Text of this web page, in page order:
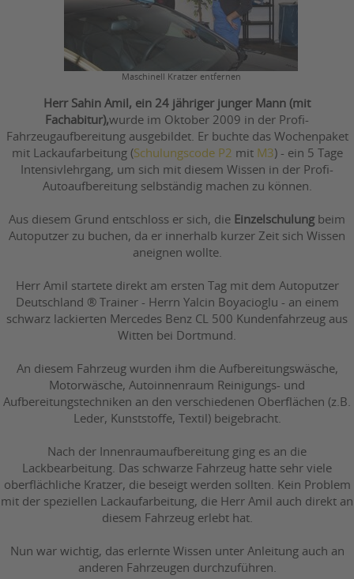
Maschinell Kratzer entfernen
Herr Sahin Amil, ein 24 jähriger junger Mann (mit
Fachabitur),wurde im Oktober 2009 in der Profi-
Fahrzeugaufbereitung ausgebildet. Er buchte das Wochenpaket
mit Lackaufarbeitung (Schulungscode P2 mit M3) - ein 5 Tage
Intensivlehrgang, um sich mit diesem Wissen in der Profi-
Autoaufbereitung selbständig machen zu können.
Aus diesem Grund entschloss er sich, die Einzelschulungbeim
Autoputzer zu buchen, da er innerhalb kurzer Zeit sich Wissen
aneignen wollte.
Herr Amil startete direkt am ersten Tag mit dem Autoputzer
Deutschland ® Trainer - Herrn Yalcin Boyacioglu - an einem
schwarz lackierten Mercedes Benz CL 500 Kundenfahrzeug aus
Witten bei Dortmund.
An diesem Fahrzeug wurden ihm die Aufbereitungswäsche,
Motorwäsche, Autoinnenraum Reinigungs- und
Aufbereitungstechniken an den verschiedenen Oberflächen (z.B.
Leder, Kunststoffe, Textil) beigebracht.
Nach der Innenraumaufbereitung ging es an die
Lackbearbeitung. Das schwarze Fahrzeug hatte sehr viele
oberflächliche Kratzer, die beseigt werden sollten. Kein Problem
mit der speziellen Lackaufarbeitung, die Herr Amil auch direkt an
diesem Fahrzeug erlebt hat.
Nun war wichtig, das erlernte Wissen unter Anleitung auch an
anderen Fahrzeugen durchzuführen.